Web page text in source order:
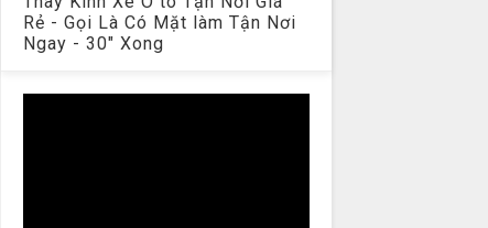
Rẻ - Gọi Là Có Mặt làm Tận Nơi
Ngay - 30" Xong